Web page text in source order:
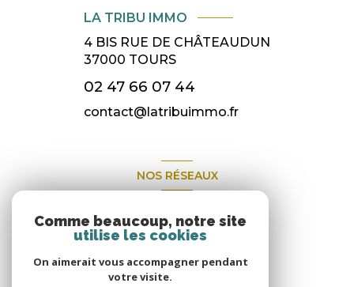
LA TRIBU IMMO
4 BIS RUE DE CHÂTEAUDUN
37000 TOURS
02 47 66 07 44
contact@latribuimmo.fr
NOS RÉSEAUX
Comme beaucoup, notre site
utilise les cookies
On aimerait vous accompagner pendant
votre visite.